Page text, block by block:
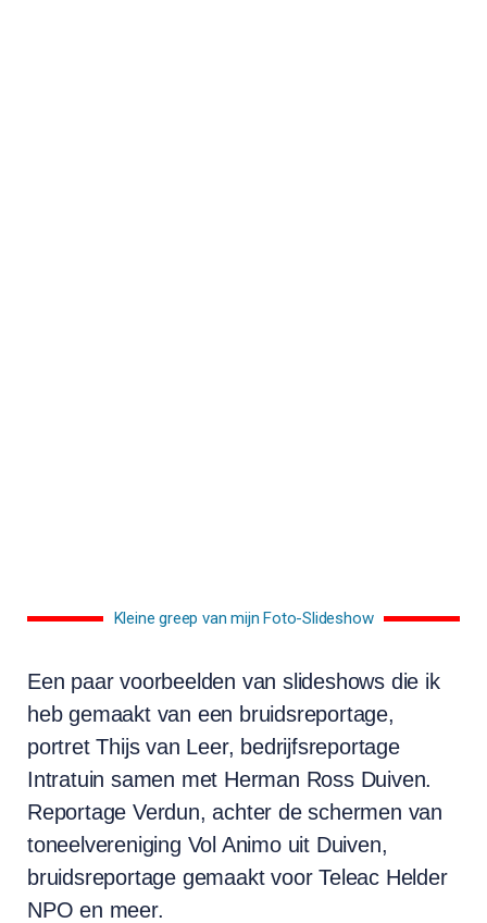
Kleine greep van mijn Foto-Slideshow
Een paar voorbeelden van slideshows die ik
heb gemaakt van een bruidsreportage,
portret Thijs van Leer, bedrijfsreportage
Intratuin samen met Herman Ross Duiven.
Reportage Verdun, achter de schermen van
toneelvereniging Vol Animo uit Duiven,
bruidsreportage gemaakt voor Teleac Helder
NPO en meer.